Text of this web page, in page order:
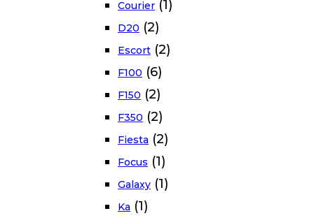
Courier (1)
D20 (2)
Escort (2)
F100 (6)
F150 (2)
F350 (2)
Fiesta (2)
Focus (1)
Galaxy (1)
Ka (1)